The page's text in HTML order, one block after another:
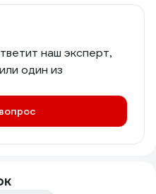
наш эксперт,
один из